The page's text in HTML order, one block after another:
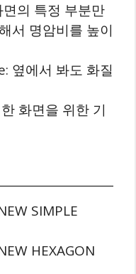
의 특정 부분만
서 명암비를 높이
옆에서 봐도 화질
화면을 위한 기
SIMPLE
HEXAGON